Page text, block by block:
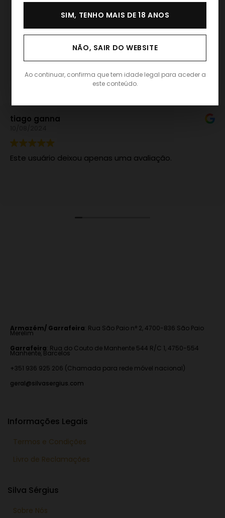
EXCELENTE
Com base em20 avaliações
tiago ganna
Este usuário deixou apenas uma avaliação.
Armazém/ Garrafeira: Rua São Paio n° 2, 4700-836 São Paio
Merelim
Garrafeira: Rua do Couto de Manhente 544 R/C 1, 4750-554
Manhente, Barcelos
+351 936 925 206 (Chamada para rede móvel nacional)
geral@silvasergius.com
Informações Legais
Termos e Condições
Livro de Reclamações
Silva Sérgius
Sobre Nós
SIM, TENHO MAIS DE 18 ANOS
NÃO, SAIR DO WEBSITE
Ao continuar, confirma que tem idade legal para aceder a
este conteúdo.